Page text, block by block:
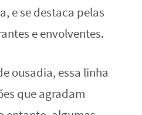
e se destaca pelas
e envolventes.
ousadia, essa linha
que agradam